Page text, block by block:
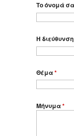
Το όνομά
Η
Θέμα*
Μήνυμα*